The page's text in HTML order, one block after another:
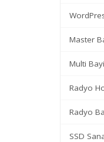
Master
Multi
Radyo
Radyo
SSD